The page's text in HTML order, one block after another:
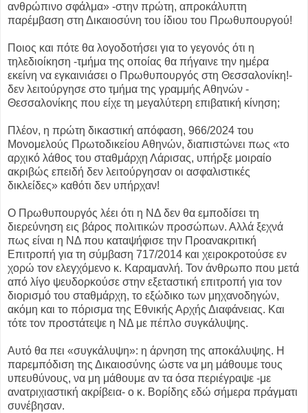
ανθρώπινο σφάλμα» -στην πρώτη, απροκάλυπτη
παρέμβαση στη Δικαιοσύνη του ίδιου του Πρωθυπουργού!
Ποιος και πότε θα λογοδοτήσει για το γεγονός ότι η
τηλεδιοίκηση -τμήμα της οποίας θα πήγαινε την ημέρα
εκείνη να εγκαινιάσει ο Πρωθυπουργός στη Θεσσαλονίκη!-
δεν λειτούργησε στο τμήμα της γραμμής Αθηνών -
Θεσσαλονίκης που είχε τη μεγαλύτερη επιβατική κίνηση;
Πλέον, η πρώτη δικαστική απόφαση, 966/2024 του
Μονομελούς Πρωτοδικείου Αθηνών, διαπιστώνει πως «το
αρχικό λάθος του σταθμάρχη Λάρισας, υπήρξε μοιραίο
ακριβώς επειδή δεν λειτούργησαν οι ασφαλιστικές
δικλείδες» καθότι δεν υπήρχαν!
Ο Πρωθυπουργός λέει ότι η ΝΔ δεν θα εμποδίσει τη
διερεύνηση εις βάρος πολιτικών προσώπων. Αλλά ξεχνά
πως είναι η ΝΔ που καταψήφισε την Προανακριτική
Επιτροπή για τη σύμβαση 717/2014 και χειροκροτούσε εν
χορώ τον ελεγχόμενο κ. Καραμανλή. Τον άνθρωπο που μετά
από λίγο ψευδορκούσε στην εξεταστική επιτροπή για τον
διορισμό του σταθμάρχη, το εξώδικο των μηχανοδηγών,
ακόμη και το πόρισμα της Εθνικής Αρχής Διαφάνειας. Και
τότε τον προστάτεψε η ΝΔ με πέπλο συγκάλυψης.
Αυτό θα πει «συγκάλυψη»: η άρνηση της αποκάλυψης. Η
παρεμπόδιση της Δικαιοσύνης ώστε να μη μάθουμε τους
υπευθύνους, να μη μάθουμε αν τα όσα περιέγραψε -με
ανατριχιαστική ακρίβεια- ο κ. Βορίδης εδώ σήμερα πράγματι
συνέβησαν.